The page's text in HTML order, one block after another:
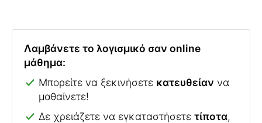
Λαμβάνετε το λογισμικό σαν online
μάθημα:
Μπορείτε να ξεκινήσετε κατευθείαν να
μαθαίνετε!
Δε χρειάζετε να εγκαταστήσετε τίποτα,